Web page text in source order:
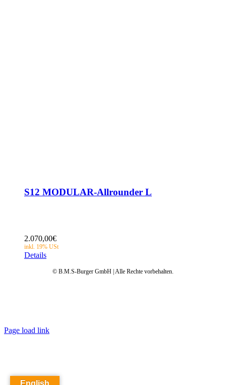
S12 MODULAR-Allrounder L
2.070,00€
Details
© B.M.S-Burger GmbH | Alle Rechte vorbehalten.
Page load link
English